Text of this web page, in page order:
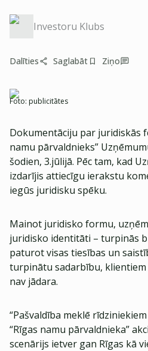
Investoru Klubs
Dalīties Saglabāt Ziņo
Foto: publicitātes
Dokumentāciju par juridiskās
namu pārvaldnieks”
šodien, 3.jūlijā. Pēc tam, kad
izdarījis attiecīgu ierakstu
iegūs juridisku spēku.
Mainot juridisko formu,
juridisko identitāti – turpinās
paturot visas tiesības un
turpinātu sadarbību,
nav jādara.
“Pašvaldība meklē
“Rīgas namu pārvaldnieka”
scenārijs ietver gan Rīgas kā